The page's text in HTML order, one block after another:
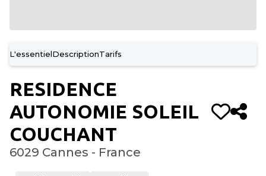
L'essentielDescriptionTarifs
RESIDENCE
AUTONOMIE SOLEIL
COUCHANT
6029 Cannes - France